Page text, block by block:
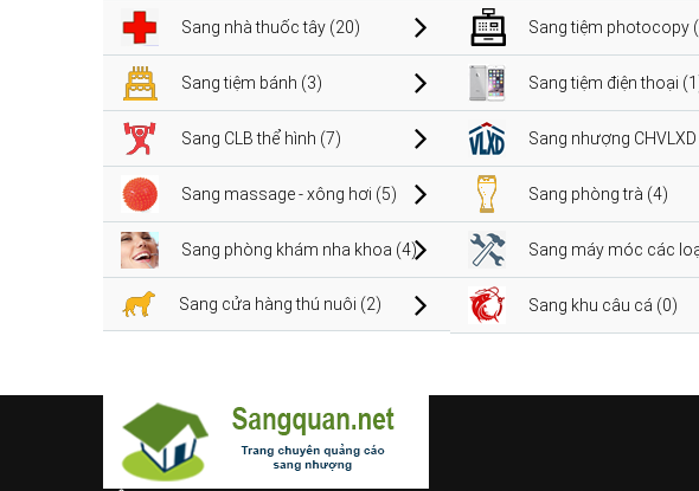
Sang nhà thuốc tây (20) Sang tiệm photocopy
Sang tiệm bánh (3) Sang tiệm điện thoại
Sang CLB thể hình (7) Sang nhượng
Sang massage - xông hơi (5) Sang phòng trà (4)
Sang phòng khám nha khoa (4) Sang máy móc các
Sang cửa hàng thú nuôi (2) Sang khu câu cá (0)